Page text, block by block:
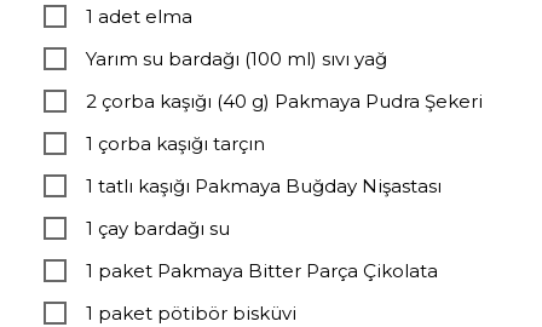
1 adet elma
Yarım su bardağı (100 ml) sıvı yağ
2 çorba kaşığı (40 g) Pakmaya Pudra Şekeri
1 çorba kaşığı tarçın
1 tatlı kaşığı Pakmaya Buğday Nişastası
1 çay bardağı su
1 paket Pakmaya Bitter Parça Çikolata
1 paket pötibör bisküvi